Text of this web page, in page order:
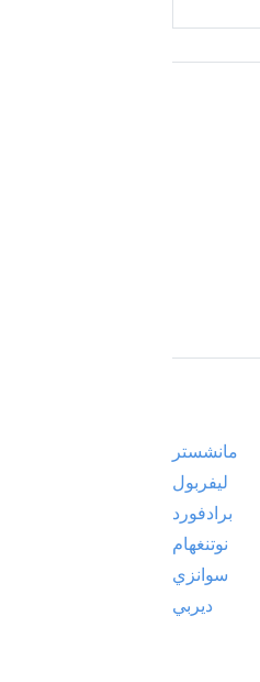
مانشستر
ليفربول
برادفورد
نوتنغهام
سوانزي
ديربي